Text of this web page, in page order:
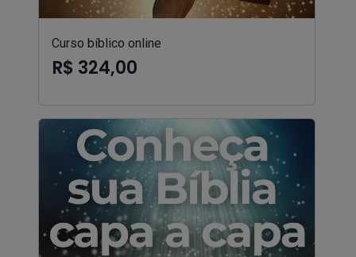
Curso bíblico online
R$ 324,00